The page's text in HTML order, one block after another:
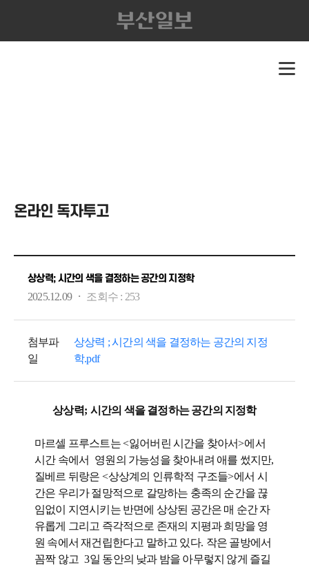
온라인 독자투고
상상력; 시간의 색을 결정하는 공간의 지정학
2025.12.09 · 조회수 : 253
첨부파
일
상상력 ; 시간의 색을 결정하는 공간의 지정
학.pdf
상상력; 시간의 색을 결정하는 공간의 지정학
마르셀 프루스트는<잃어버린 시간을 찾아서>에서
시간 속에서
영원의 가능성을 찾아내려 애를 썼지만,
질베르 뒤랑은 <상상계의 인류학적 구조들>에서 시
간은 우리가 절망적으로 갈망하는 충족의 순간을 끊
임없이 지연시키는 반면에 상상된 공간은 매 순간 자
유롭게 그리고 즉각적으로 존재의 지평과 희망을 영
원 속에서 재건립한다고 말하고 있다. 작은 골방에서
꼼짝 않고 3일 동안의 낮과 밤을 아무렇지 않게 즐길